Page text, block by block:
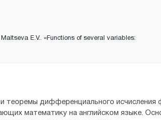
E.V.. «Functions of several variables:
теоремы дифференциального исчисления
математику на английском языке.